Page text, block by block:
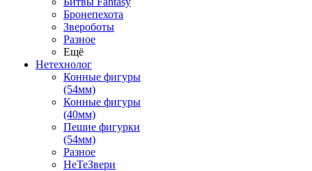
Бронепехота
Звероботы
Разное
Ещё
Нетехнолог
Конные фигуры
(54мм)
Конные фигуры
(40мм)
Пешие фигурки
(54мм)
Разное
НеТеЗвери